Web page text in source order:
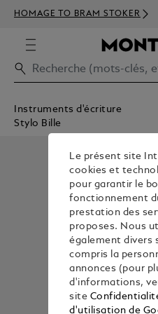
HOMAGE TO BRAM STOKER
Instruments d'écriture
Stylo Bille
Le présent site
cookies et
pour garantir le
fonctionnement
prestation des
proposes. Nous
également divers
compris la
annonces (pour
d'informations,
site
d'utilisation de